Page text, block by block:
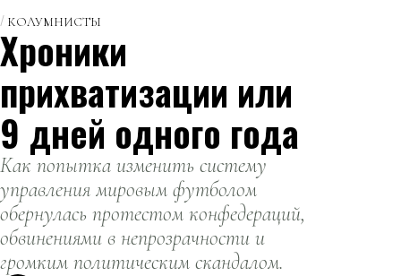
КОЛУМНИСТЫ
Хроники
прихватизации или
9 дней одного года
Как попытка изменить систему
управления мировым футболом
обернулась протестом конфедераций,
обвинениями в непрозрачности и
громким политическим скандалом.